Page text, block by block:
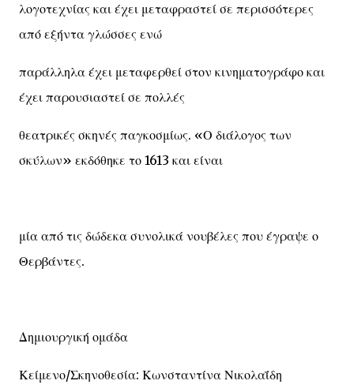
λογοτεχνίας και έχει μεταφραστεί σε περισσότερες
από εξήντα γλώσσες ενώ
παράλληλα έχει μεταφερθεί στον κινηματογράφο και
έχει παρουσιαστεί σε πολλές
θεατρικές σκηνές παγκοσμίως. «Ο διάλογος των
σκύλων» εκδόθηκε το 1613 και είναι
μία από τις δώδεκα συνολικά νουβέλες που έγραψε ο
Θερβάντες.
Δημιουργική ομάδα
Κείμενο/Σκηνοθεσία: Κωνσταντίνα Νικολαΐδη